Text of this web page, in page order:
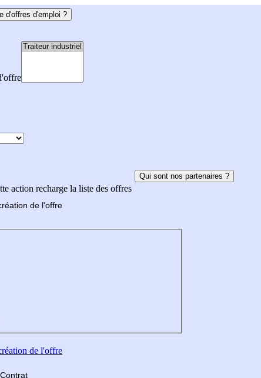
d'offres d'emploi ?
action recharge la liste des offres
Qui sont nos partenaires ?
de l'offre
de l'offre
Contrat